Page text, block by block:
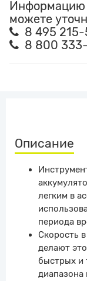
Информацию
можете
8 495
8 800
Описание
легким в
периода
Скорость
делают
быстрых и
диапазона